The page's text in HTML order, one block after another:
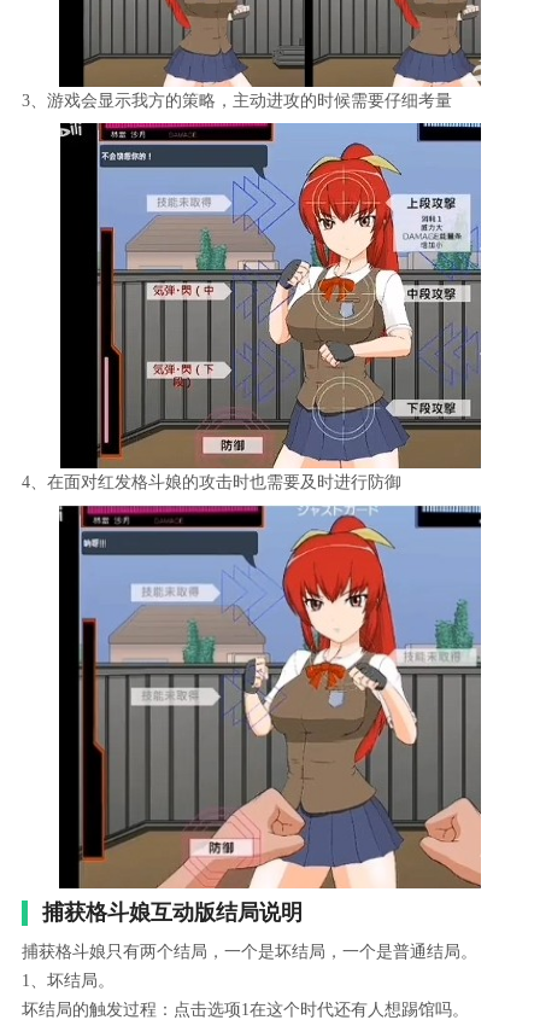
3、游戏会显示我方的策略，主动进攻的时候需要仔细考量
4、在面对红发格斗娘的攻击时也需要及时进行防御
捕获格斗娘互动版结局说明
捕获格斗娘只有两个结局，一个是坏结局，一个是普通结局。
1、坏结局。
坏结局的触发过程：点击选项1在这个时代还有人想踢馆吗。